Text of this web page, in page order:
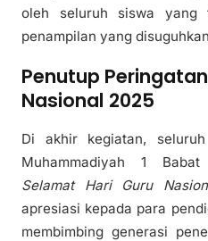
oleh seluruh siswa yang
penampilan yang
Penutup
Nasional 2025
Di akhir kegiatan,
Muhammadiyah 1
Selamat Hari Guru
apresiasi kepada para
membimbing generasi